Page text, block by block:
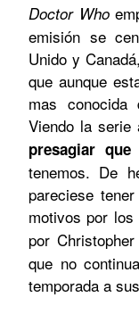
Doctor Who
emisión se
Unido y
que aunque
mas
Viendo la serie
presagiar
tenemos. De
pareciese
motivos por
por
que no
temporada a